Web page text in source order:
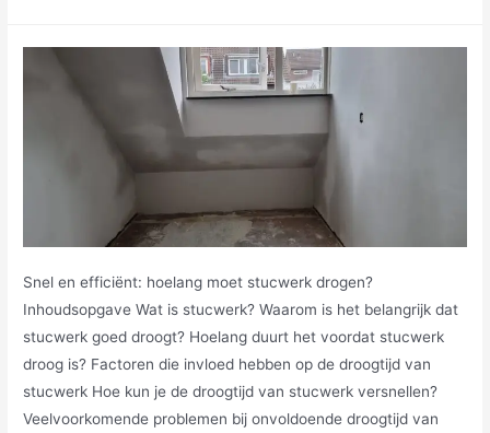
Snel en efficiënt: hoelang moet stucwerk drogen?
Inhoudsopgave Wat is stucwerk? Waarom is het belangrijk dat
stucwerk goed droogt? Hoelang duurt het voordat stucwerk
droog is? Factoren die invloed hebben op de droogtijd van
stucwerk Hoe kun je de droogtijd van stucwerk versnellen?
Veelvoorkomende problemen bij onvoldoende droogtijd van